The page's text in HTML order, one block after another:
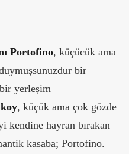
Portofino, küçücük ama
bir
yerleşim
, küçük ama çok gözde
kendine hayran bırakan
kasaba; Portofino.